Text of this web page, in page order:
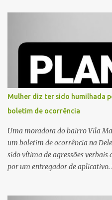
Mulher diz ter sido humilhada
boletim de ocorrência
Uma moradora do bairro Vila
um boletim de ocorrência na
sido vítima de agressões
por um entregador de aplicativo.